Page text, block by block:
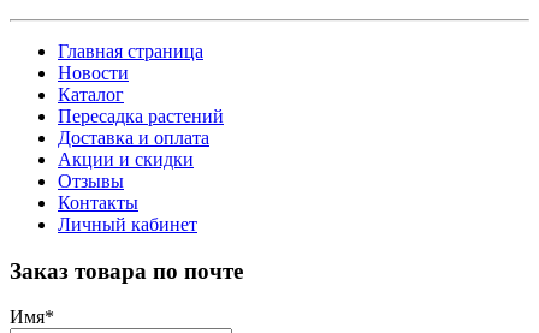
Главная страница
Новости
Каталог
Пересадка растений
Доставка и оплата
Акции и скидки
Отзывы
Контакты
Личный кабинет
Заказ товара по почте
Имя*